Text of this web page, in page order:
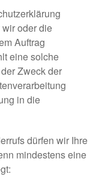
oder die
Auftrag
eine solche
Zweck der
in die
dürfen wir Ihre
mindestens eine